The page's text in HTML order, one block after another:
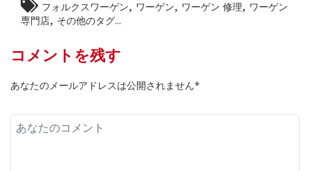
フォルクスワーゲン ワーゲン ワーゲン 修理
ワーゲン
専門店 その他のタグ...
コメントを残す
あなたのメールアドレスは公開されません*